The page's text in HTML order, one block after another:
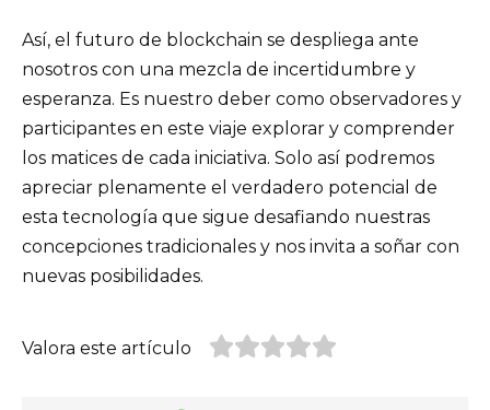
Así, el futuro de blockchain se despliega ante
nosotros con una mezcla de incertidumbre y
esperanza. Es nuestro deber como observadores y
participantes en este viaje explorar y comprender
los matices de cada iniciativa. Solo así podremos
apreciar plenamente el verdadero potencial de
esta tecnología que sigue desafiando nuestras
concepciones tradicionales y nos invita a soñar con
nuevas posibilidades.
Valora este artículo